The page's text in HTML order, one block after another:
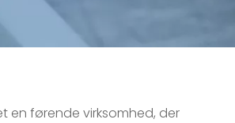
en førende virksomhed, der